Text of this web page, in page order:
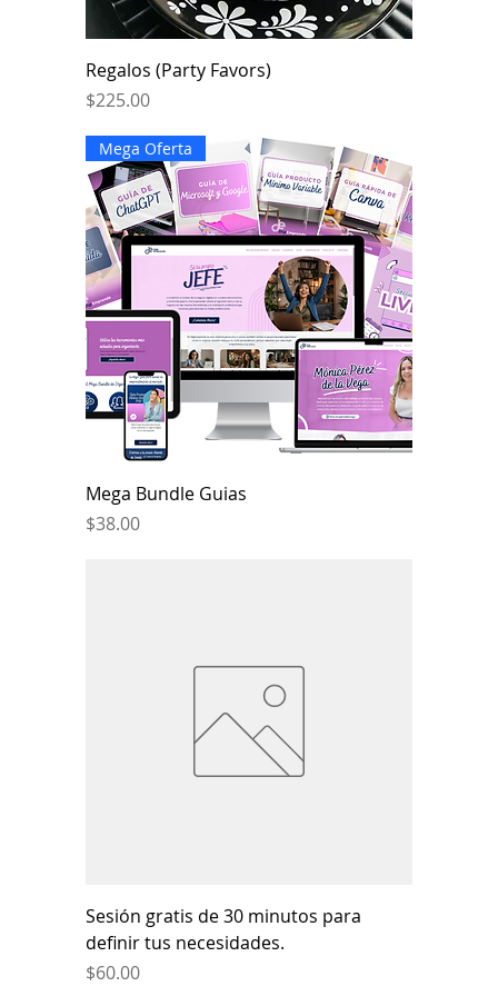
Regalos (Party Favors)
Price
$225.00
Mega Oferta
Mega Bundle Guias
Price
$38.00
Sesión gratis de 30 minutos para
definir tus necesidades.
Price
$60.00